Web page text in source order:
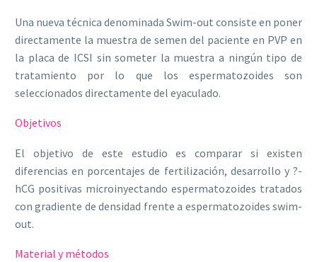
Una nueva técnica denominada Swim-out consiste en poner
directamente la muestra de semen del paciente en PVP en
la placa de ICSI sin someter la muestra a ningún tipo de
tratamiento por lo que los espermatozoides son
seleccionados directamente del eyaculado.
Objetivos
El objetivo de este estudio es comparar si existen
diferencias en porcentajes de fertilización, desarrollo y ?-
hCG positivas microinyectando espermatozoides tratados
con gradiente de densidad frente a espermatozoides swim-
out.
Material y métodos